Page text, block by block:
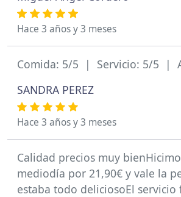
Hace 3 años y 3 meses
Comida: 5/5 | Servicio: 5/5 |
SANDRA PEREZ
Hace 3 años y 3 meses
Calidad precios muy
mediodía por 21,90€ y vale la
estaba todo deliciosoEl